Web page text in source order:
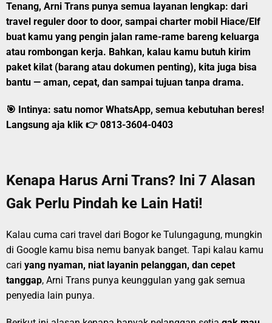
Tenang, Arni Trans punya semua layanan lengkap: dari
travel reguler door to door, sampai charter mobil Hiace/Elf
buat kamu yang pengin jalan rame-rame bareng keluarga
atau rombongan kerja. Bahkan, kalau kamu butuh kirim
paket kilat (barang atau dokumen penting), kita juga bisa
bantu — aman, cepat, dan sampai tujuan tanpa drama.
🎯 Intinya: satu nomor WhatsApp, semua kebutuhan beres!
Langsung aja klik 👉 0813-3604-0403
Kenapa Harus Arni Trans? Ini 7 Alasan
Gak Perlu Pindah ke Lain Hati!
Kalau cuma cari travel dari Bogor ke Tulungagung, mungkin
di Google kamu bisa nemu banyak banget. Tapi kalau kamu
cari yang nyaman, niat layanin pelanggan, dan cepet
tanggap, Arni Trans punya keunggulan yang gak semua
penyedia lain punya.